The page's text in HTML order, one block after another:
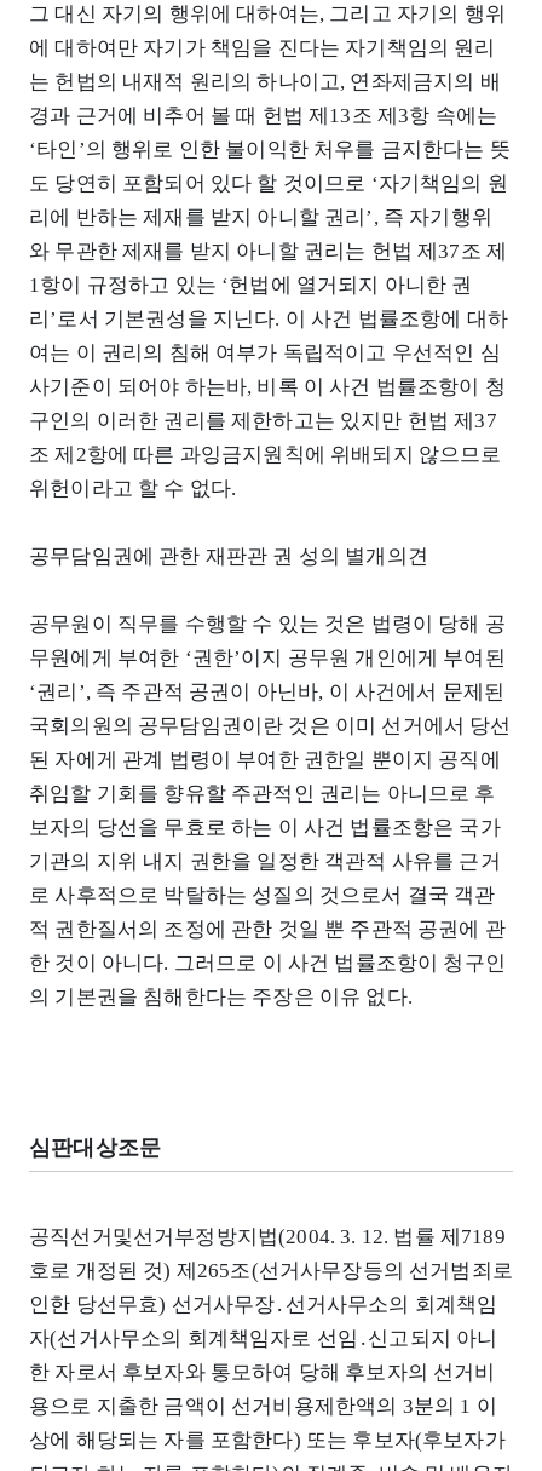
그 대신 자기의 행위에 대하여는, 그리고 자기의 행위
에 대하여만 자기가 책임을 진다는 자기책임의 원리
는 헌법의 내재적 원리의 하나이고, 연좌제금지의 배
경과 근거에 비추어 볼 때 헌법 제13조 제3항 속에는
‘타인’의 행위로 인한 불이익한 처우를 금지한다는 뜻
도 당연히 포함되어 있다 할 것이므로 ‘자기책임의 원
리에 반하는 제재를 받지 아니할 권리’, 즉 자기행위
와 무관한 제재를 받지 아니할 권리는 헌법 제37조 제
1항이 규정하고 있는 ‘헌법에 열거되지 아니한 권
리’로서 기본권성을 지닌다. 이 사건 법률조항에 대하
여는 이 권리의 침해 여부가 독립적이고 우선적인 심
사기준이 되어야 하는바, 비록 이 사건 법률조항이 청
구인의 이러한 권리를 제한하고는 있지만 헌법 제37
조 제2항에 따른 과잉금지원칙에 위배되지 않으므로
위헌이라고 할 수 없다.
공무담임권에 관한 재판관 권 성의 별개의견
공무원이 직무를 수행할 수 있는 것은 법령이 당해 공
무원에게 부여한 ‘권한’이지 공무원 개인에게 부여된
‘권리’, 즉 주관적 공권이 아닌바, 이 사건에서 문제된
국회의원의 공무담임권이란 것은 이미 선거에서 당선
된 자에게 관계 법령이 부여한 권한일 뿐이지 공직에
취임할 기회를 향유할 주관적인 권리는 아니므로 후
보자의 당선을 무효로 하는 이 사건 법률조항은 국가
기관의 지위 내지 권한을 일정한 객관적 사유를 근거
로 사후적으로 박탈하는 성질의 것으로서 결국 객관
적 권한질서의 조정에 관한 것일 뿐 주관적 공권에 관
한 것이 아니다. 그러므로 이 사건 법률조항이 청구인
의 기본권을 침해한다는 주장은 이유 없다.
심판대상조문
공직선거및선거부정방지법(2004. 3. 12. 법률 제7189
호로 개정된 것) 제265조(선거사무장등의 선거범죄로
인한 당선무효) 선거사무장․선거사무소의 회계책임
자(선거사무소의 회계책임자로 선임․신고되지 아니
한 자로서 후보자와 통모하여 당해 후보자의 선거비
용으로 지출한 금액이 선거비용제한액의 3분의 1 이
상에 해당되는 자를 포함한다) 또는 후보자(후보자가